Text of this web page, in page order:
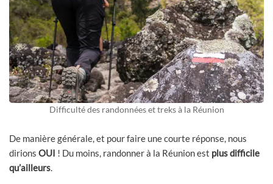
Difficulté des randonnées et treks à la Réunion
De manière générale, et pour faire une courte réponse, nous
dirions OUI ! Du moins, randonner à la Réunion est plus difficile
qu’ailleurs